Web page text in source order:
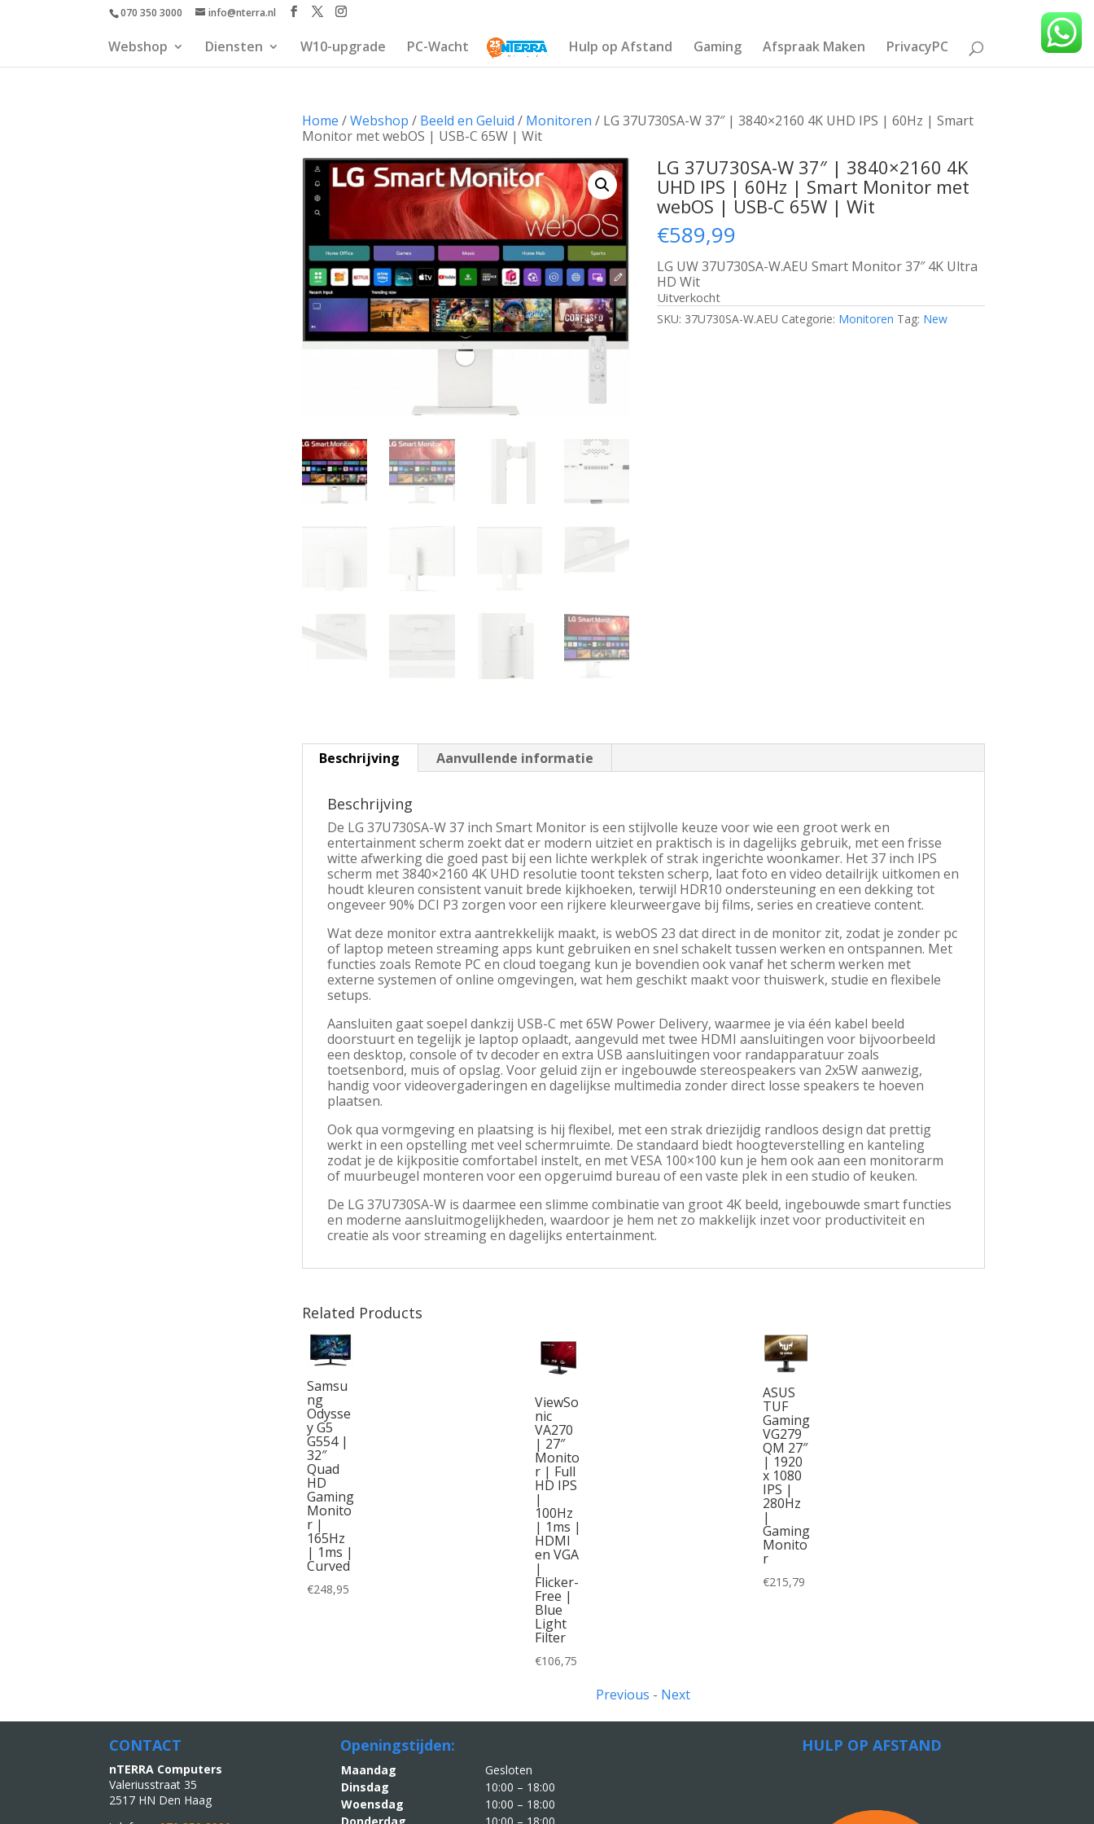
070 350 3000 info@nterra.nl
Webshop Diensten W10-upgrade PC-Wacht Hulp op Afstand Gaming Afspraak Maken PrivacyPC
Home /Webshop / Beeld en Geluid / Monitoren / LG 37U730SA-W 37″ | 3840×2160 4K UHD IPS | 60Hz | Smart
Monitor met webOS | USB-C 65W | Wit
LG 37U730SA-W 37″ | 3840×2160 4K
UHD IPS | 60Hz | Smart Monitor met
webOS | USB-C 65W | Wit
€589,99
LG UW 37U730SA-W.AEU Smart Monitor 37″ 4K Ultra
HD Wit
Uitverkocht
SKU: 37U730SA-W.AEU Categorie: Monitoren Tag: New
Beschrijving Aanvullende informatie
Beschrijving
De LG 37U730SA-W 37 inch Smart Monitor is een stijlvolle keuze voor wie een groot werk en
entertainment scherm zoekt dat er modern uitziet en praktisch is in dagelijks gebruik, met een frisse
witte afwerking die goed past bij een lichte werkplek of strak ingerichte woonkamer. Het 37 inch IPS
scherm met 3840×2160 4K UHD resolutie toont teksten scherp, laat foto en video detailrijk uitkomen en
houdt kleuren consistent vanuit brede kijkhoeken, terwijl HDR10 ondersteuning en een dekking tot
ongeveer 90% DCI P3 zorgen voor een rijkere kleurweergave bij films, series en creatieve content.
Wat deze monitor extra aantrekkelijk maakt, is webOS 23 dat direct in de monitor zit, zodat je zonder pc
of laptop meteen streaming apps kunt gebruiken en snel schakelt tussen werken en ontspannen. Met
functies zoals Remote PC en cloud toegang kun je bovendien ook vanaf het scherm werken met
externe systemen of online omgevingen, wat hem geschikt maakt voor thuiswerk, studie en flexibele
setups.
Aansluiten gaat soepel dankzij USB-C met 65W Power Delivery, waarmee je via één kabel beeld
doorstuurt en tegelijk je laptop oplaadt, aangevuld met twee HDMI aansluitingen voor bijvoorbeeld
een desktop, console of tv decoder en extra USB aansluitingen voor randapparatuur zoals
toetsenbord, muis of opslag. Voor geluid zijn er ingebouwde stereospeakers van 2x5W aanwezig,
handig voor videovergaderingen en dagelijkse multimedia zonder direct losse speakers te hoeven
plaatsen.
Ook qua vormgeving en plaatsing is hij flexibel, met een strak driezijdig randloos design dat prettig
werkt in een opstelling met veel schermruimte. De standaard biedt hoogteverstelling en kanteling
zodat je de kijkpositie comfortabel instelt, en met VESA 100×100 kun je hem ook aan een monitorarm
of muurbeugel monteren voor een opgeruimd bureau of een vaste plek in een studio of keuken.
De LG 37U730SA-W is daarmee een slimme combinatie van groot 4K beeld, ingebouwde smart functies
en moderne aansluitmogelijkheden, waardoor je hem net zo makkelijk inzet voor productiviteit en
creatie als voor streaming en dagelijks entertainment.
Related Products
Samsu
ng
Odysse
y G5
G554 |
32″
Quad
HD
Gaming
Monito
r |
165Hz
| 1ms |
Curved
€248,95
ViewSo
nic
VA270
| 27″
Monito
r | Full
HD IPS
|
100Hz
| 1ms |
HDMI
en VGA
|
Flicker-
Free |
Blue
Light
Filter
€106,75
ASUS
TUF
Gaming
VG279
QM 27″
| 1920
x 1080
IPS |
280Hz
|
Gaming
Monito
r
€215,79
Previous - Next
CONTACT
nTERRA Computers
Valeriusstraat 35
2517 HN Den Haag
Openingstijden:
Maandag
Gesloten
Dinsdag
10:00 – 18:00
Woensdag
10:00 – 18:00
HULP OP AFSTAND